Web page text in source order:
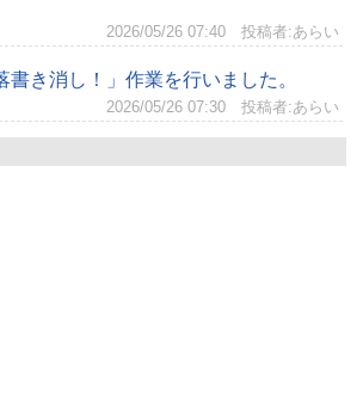
2026/05/26 07:40投稿者:あらい
書き消し！」作業を行いました。
2026/05/26 07:30投稿者:あらい